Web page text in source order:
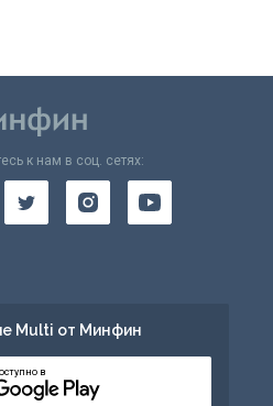
к нам в соц. сетях:
Multi от Минфин
в